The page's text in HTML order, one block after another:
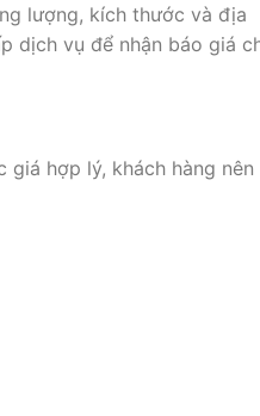
lượng, kích thước và địa
dịch vụ để nhận báo giá
hợp lý, khách hàng nên